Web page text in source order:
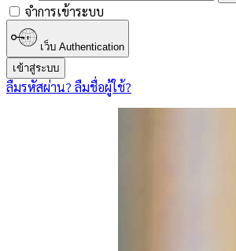
จำการเข้าระบบ
เว็บ Authentication
เข้าสู่ระบบ
ลืมรหัสผ่าน? ลืมชื่อผู้ใช้?